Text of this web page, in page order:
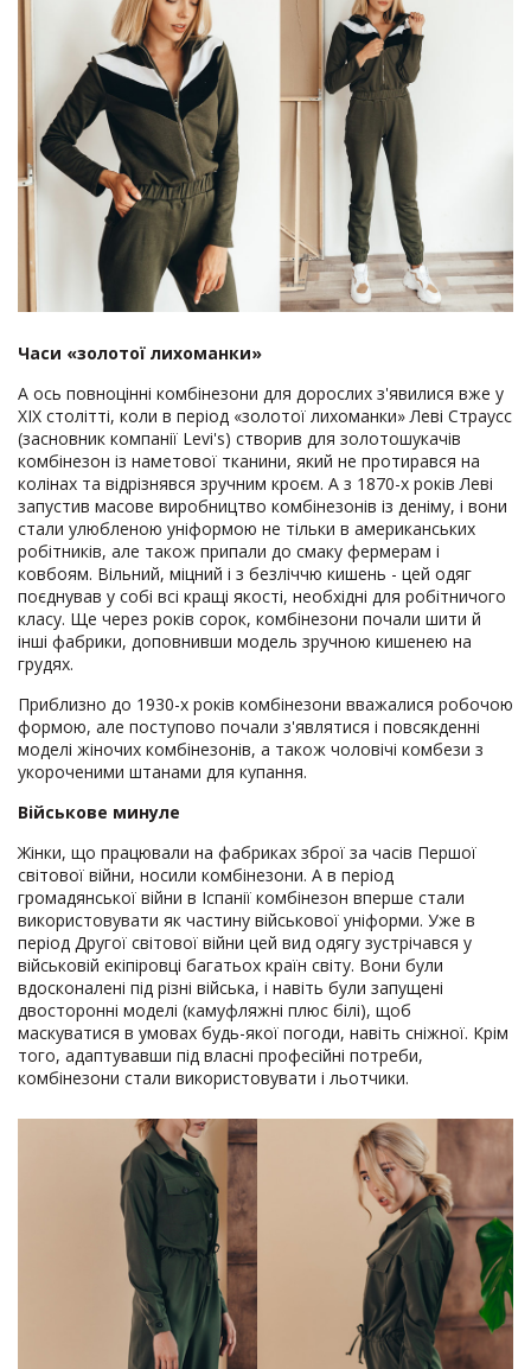
Часи «золотої лихоманки»
А ось повноцінні комбінезони для дорослих з'явилися вже у
XIX столітті, коли в період «золотої лихоманки» Леві Страусс
(засновник компанії Levi's) створив для золотошукачів
комбінезон із наметової тканини, який не протирався на
колінах та відрізнявся зручним кроєм. А з 1870-х років Леві
запустив масове виробництво комбінезонів із деніму, і вони
стали улюбленою уніформою не тільки в американських
робітників, але також припали до смаку фермерам і
ковбоям. Вільний, міцний і з безліччю кишень - цей одяг
поєднував у собі всі кращі якості, необхідні для робітничого
класу. Ще через років сорок, комбінезони почали шити й
інші фабрики, доповнивши модель зручною кишенею на
грудях.
Приблизно до 1930-х років комбінезони вважалися робочою
формою, але поступово почали з'являтися і повсякденні
моделі жіночих комбінезонів, а також чоловічі комбези з
укороченими штанами для купання.
Військове минуле
Жінки, що працювали на фабриках зброї за часів Першої
світової війни, носили комбінезони. А в період
громадянської війни в Іспанії комбінезон вперше стали
використовувати як частину військової уніформи. Уже в
період Другої світової війни цей вид одягу зустрічався у
військовій екіпіровці багатьох країн світу. Вони були
вдосконалені під різні війська, і навіть були запущені
двосторонні моделі (камуфляжні плюс білі), щоб
маскуватися в умовах будь-якої погоди, навіть сніжної. Крім
того, адаптувавши під власні професійні потреби,
комбінезони стали використовувати і льотчики.